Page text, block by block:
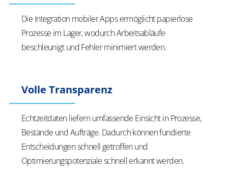
Die Integration mobiler Apps ermöglicht papierlose
Prozesse im Lager, wodurch Arbeitsabläufe
beschleunigt und Fehler minimiert werden.
Volle Transparenz
Echtzeitdaten liefern umfassende Einsicht in Prozesse,
Bestände und Aufträge. Dadurch können fundierte
Entscheidungen schnell getroffen und
Optimierungspotenziale schnell erkannt werden.